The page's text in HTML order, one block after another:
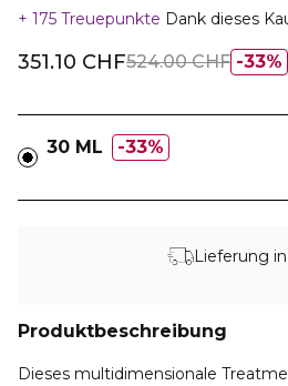
175 Treuepunkte Dank dieses
33%
351.10 CHF524.00 CHF
30 ML 33%
Lieferung
Produktbeschreibung
Dieses multidimensionale